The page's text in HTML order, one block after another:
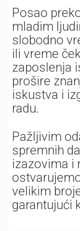
Posao
mladim
slobodno
ili vreme
zaposlenja
prošire
iskustva i
radu.
Pažljivim
spremnih
izazovima i
velikim
garantujući